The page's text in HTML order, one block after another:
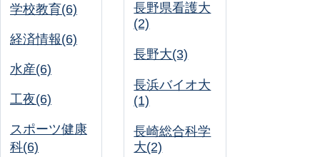
学校教育(6)
経済情報(6)
水産(6)
工夜(6)
スポーツ健康
科(6)
長野県看護大
(2)
長野大(3)
長浜バイオ大
(1)
長崎総合科学
大(2)